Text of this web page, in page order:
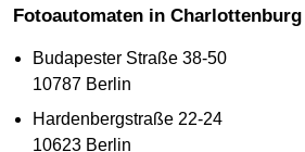
Fotoautomaten in Charlottenburg
Budapester Straße 38-50
10787 Berlin
Hardenbergstraße 22-24
10623 Berlin